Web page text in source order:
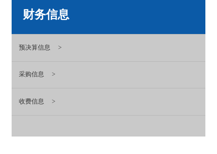
财务信息
预决算信息
采购信息
收费信息